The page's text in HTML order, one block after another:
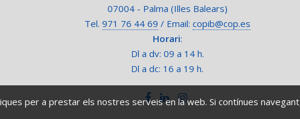
07004 - Palma (Illes Balears)
Tel. 971 76 44 69 / Email: copib@cop.es
Horari:
Dl a dv: 09 a 14 h.
Dl a dc: 16 a 19 h.
per a prestar els nostres serveis en la web. Si contínues